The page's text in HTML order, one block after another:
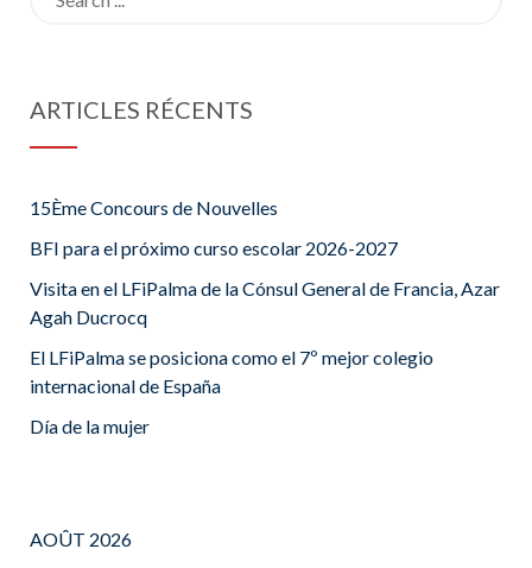
ARTICLES RÉCENTS
15Ème Concours de Nouvelles
BFI para el próximo curso escolar 2026-2027
Visita en el LFiPalma de la Cónsul General de Francia, Azar
Agah Ducrocq
El LFiPalma se posiciona como el 7º mejor colegio
internacional de España
Día de la mujer
AOÛT 2026